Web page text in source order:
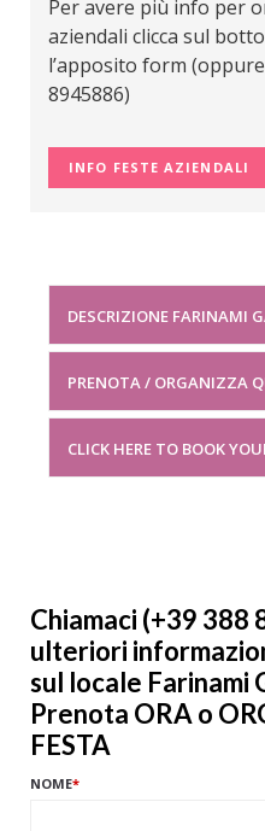
Per avere più info per
aziendali clicca sul
l’apposito form
8945886)
INFO FESTE AZIENDALI
DESCRIZIONE FARINAMI
PRENOTA / ORGANIZZA
CLICK HERE TO BOOK
Chiamaci (+39 388
ulteriori
sul locale Farinami
Prenota ORA o
FESTA
NOME*